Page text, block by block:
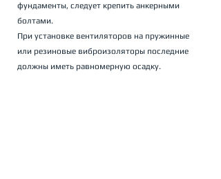
фундаменты, следует крепить анкерными
болтами.
При установке вентиляторов на пружинные
или резиновые виброизоляторы последние
должны иметь равномерную осадку.